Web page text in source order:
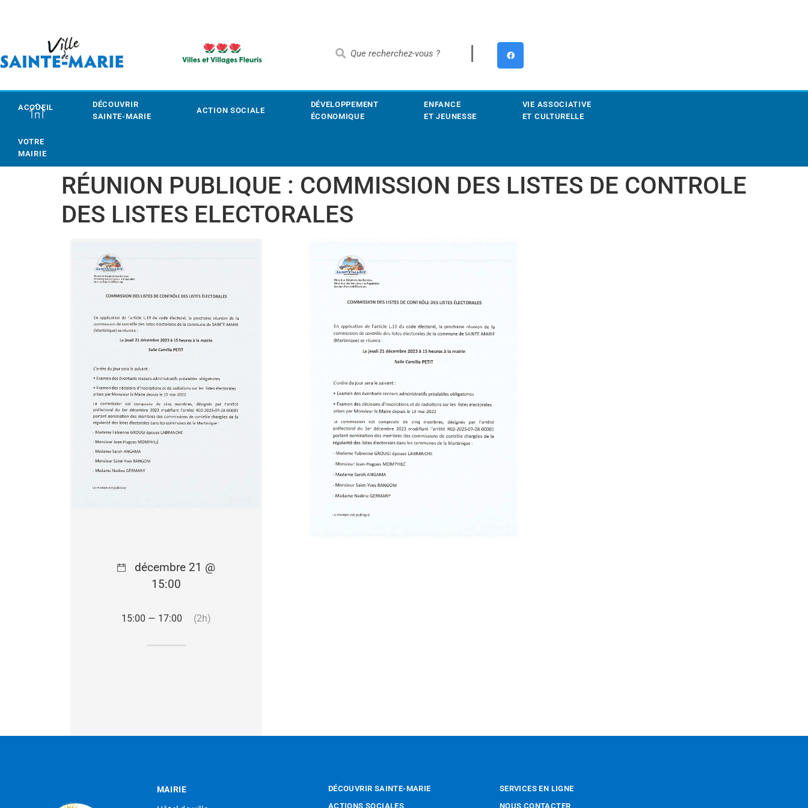
ACCUEIL
DÉCOUVRIR
SAINTE-MARIE
ACTION SOCIALE
DÉVELOPPEMENT
ÉCONOMIQUE
ENFANCE
ET JEUNESSE
VIE ASSOCIATIVE
ET CULTURELLE
VOTRE
MAIRIE
RÉUNION PUBLIQUE : COMMISSION DES LISTES DE CONTROLE
DES LISTES ELECTORALES
décembre 21 @
15:00
15:00 — 17:00 (2h)
MAIRIE
DÉCOUVRIR SAINTE-MARIE
ACTIONS SOCIALES
SERVICES EN LIGNE
NOUS CONTACTER